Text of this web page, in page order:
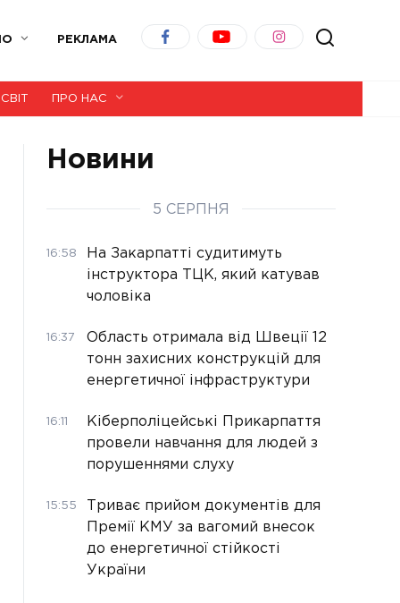
РЕКЛАМА
СВІТ ПРО НАС
Новини
5 СЕРПНЯ
16:58
На Закарпатті судитимуть
інструктора ТЦК, який катував
чоловіка
16:37
Область отримала від Швеції 12
тонн захисних конструкцій для
енергетичної інфраструктури
16:11
Кіберполіцейські Прикарпаття
провели навчання для людей з
порушеннями слуху
15:55
Триває прийом документів для
Премії КМУ за вагомий внесок
до енергетичної стійкості
України